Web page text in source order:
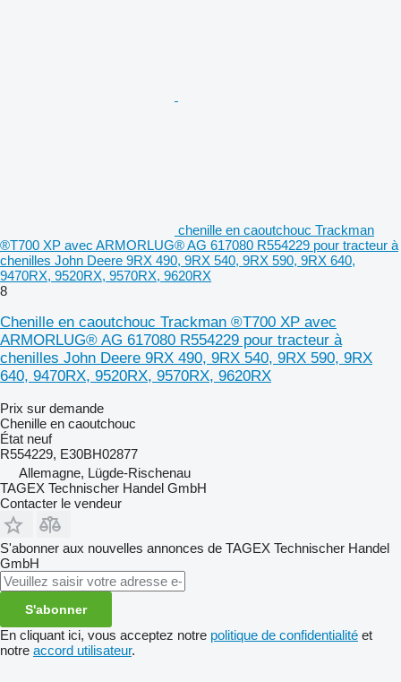
chenille en caoutchouc Trackman
®T700 XP avec ARMORLUG® AG 617080 R554229 pour tracteur à
chenilles John Deere 9RX 490, 9RX 540, 9RX 590, 9RX 640,
9470RX, 9520RX, 9570RX, 9620RX
8
Chenille en caoutchouc Trackman ®T700 XP avec
ARMORLUG® AG 617080 R554229 pour tracteur à
chenilles John Deere 9RX 490, 9RX 540, 9RX 590, 9RX
640, 9470RX, 9520RX, 9570RX, 9620RX
Prix sur demande
Chenille en caoutchouc
État neuf
R554229, E30BH02877
Allemagne, Lügde-Rischenau
TAGEX Technischer Handel GmbH
Contacter le vendeur
S'abonner aux nouvelles annonces de TAGEX Technischer Handel
GmbH
S'abonner
En cliquant ici, vous acceptez notre politique de confidentialité et
notre accord utilisateur.